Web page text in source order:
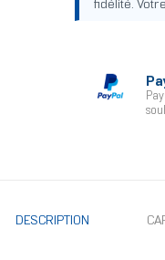
fidélité.
DESCRIPTION